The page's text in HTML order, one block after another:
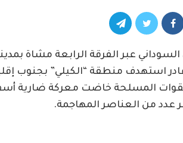
عبر الفرقة الرابعة مشاة
استهدف منطقة “الكيلي” بجنوب إقليم
المسلحة خاضت معركة ضارية
عدد من العناصر المهاجمة.